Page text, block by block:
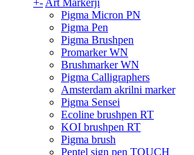
Pigma Micron PN
Pigma Pen
Pigma Brushpen
Promarker WN
Brushmarker WN
Pigma Calligraphers
Amsterdam akrilni marker
Pigma Sensei
Ecoline brushpen RT
KOI brushpen RT
Pigma brush
Pentel sign pen TOUCH